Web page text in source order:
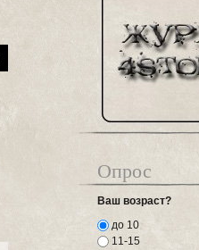
Опрос
Ваш возраст?
до 10
11-15